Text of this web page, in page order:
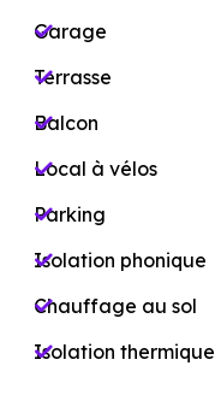
Garage
Terrasse
Balcon
Local à vélos
Parking
Isolation phonique
Chauffage au sol
Isolation thermique